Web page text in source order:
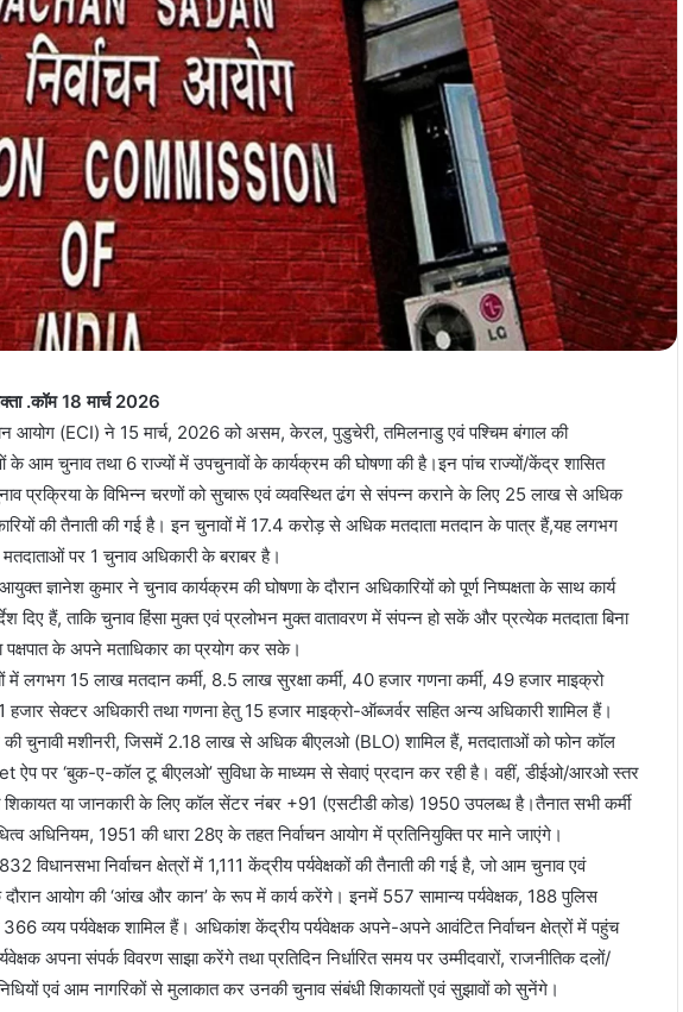
.कॉम 18 मार्च 2026
आयोग (ECI) ने 15 मार्च, 2026 को असम, केरल, पुडुचेरी, तमिलनाडु एवं पश्चिम बंगाल की
के आम चुनाव तथा 6 राज्यों में उपचुनावों के कार्यक्रम की घोषणा की है।इन पांच राज्यों/केंद्र शासित
प्रक्रिया के विभिन्न चरणों को सुचारू एवं व्यवस्थित ढंग से संपन्न कराने के लिए 25 लाख से अधिक
की तैनाती की गई है। इन चुनावों में 17.4 करोड़ से अधिक मतदाता मतदान के पात्र हैं,यह लगभग
पर 1 चुनाव अधिकारी के बराबर है।
ज्ञानेश कुमार ने चुनाव कार्यक्रम की घोषणा के दौरान अधिकारियों को पूर्ण निष्पक्षता के साथ कार्य
दिए हैं, ताकि चुनाव हिंसा मुक्त एवं प्रलोभन मुक्त वातावरण में संपन्न हो सकें और प्रत्येक मतदाता बिना
पक्षपात के अपने मताधिकार का प्रयोग कर सके।
में लगभग 15 लाख मतदान कर्मी, 8.5 लाख सुरक्षा कर्मी, 40 हजार गणना कर्मी, 49 हजार माइक्रो
हजार सेक्टर अधिकारी तथा गणना हेतु 15 हजार माइक्रो-ऑब्जर्वर सहित अन्य अधिकारी शामिल हैं।
की चुनावी मशीनरी, जिसमें 2.18 लाख से अधिक बीएलओ (BLO) शामिल हैं, मतदाताओं को फोन कॉल
ऐप पर ‘बुक-ए-कॉल टू बीएलओ’ सुविधा के माध्यम से सेवाएं प्रदान कर रही है। वहीं, डीईओ/आरओ स्तर
शिकायत या जानकारी के लिए कॉल सेंटर नंबर +91 (एसटीडी कोड) 1950 उपलब्ध है।तैनात सभी कर्मी
अधिनियम, 1951 की धारा 28ए के तहत निर्वाचन आयोग में प्रतिनियुक्ति पर माने जाएंगे।
832 विधानसभा निर्वाचन क्षेत्रों में 1,111 केंद्रीय पर्यवेक्षकों की तैनाती की गई है, जो आम चुनाव एवं
दौरान आयोग की ‘आंख और कान’ के रूप में कार्य करेंगे। इनमें 557 सामान्य पर्यवेक्षक, 188 पुलिस
366 व्यय पर्यवेक्षक शामिल हैं। अधिकांश केंद्रीय पर्यवेक्षक अपने-अपने आवंटित निर्वाचन क्षेत्रों में पहुंच
अपना संपर्क विवरण साझा करेंगे तथा प्रतिदिन निर्धारित समय पर उम्मीदवारों, राजनीतिक दलों/
एवं आम नागरिकों से मुलाकात कर उनकी चुनाव संबंधी शिकायतों एवं सुझावों को सुनेंगे।